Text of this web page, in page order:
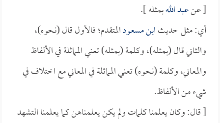
[ عنعبد اللهبمثله ].
أي: مثل حديثابن مسعودالمتقدم؛ فالأول قال (نحوه)،
والثاني قال (بمثله)، وكلمة (بمثله) تعني المماثلة في الألفاظ
والمعاني، وكلمة (نحوه) تعني المماثلة في المعاني مع اختلاف في
شيء من الألفاظ.
[ قال: وكان يعلمنا كلمات ولم يكن يعلمناهن كما يعلمنا التشهد